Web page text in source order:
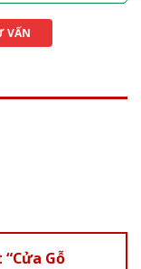
VẤN
Gỗ